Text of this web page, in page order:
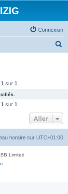
Connexion
c
e
1 sur 1
1 sur 1
Aller
horaire sur UTC+01:00
Limited